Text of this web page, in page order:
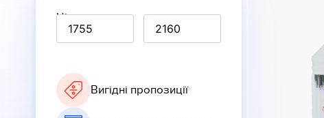
Ціна, грн
Вигідні пропозиції